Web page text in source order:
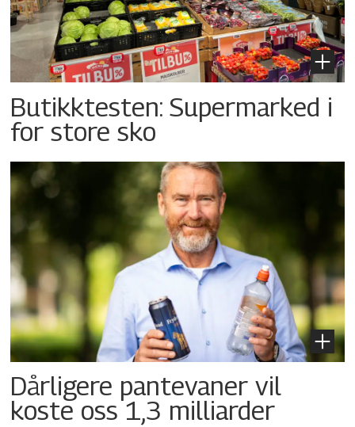
Butikktesten: Supermarked i
for store sko
Dårligere pantevaner vil
koste oss 1,3 milliarder